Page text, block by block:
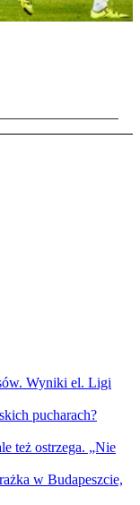
Wyniki el. Ligi
pucharach?
też ostrzega. „Nie
w Budapeszcie,